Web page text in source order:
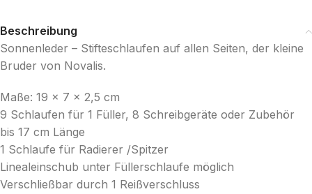
Beschreibung
Sonnenleder – Stifteschlaufen auf allen Seiten, der kleine
Bruder von Novalis.
Maße: 19 x 7 x 2,5 cm
9 Schlaufen für 1 Füller, 8 Schreibgeräte oder Zubehör
bis 17 cm Länge
1 Schlaufe für Radierer /Spitzer
Linealeinschub unter Füllerschlaufe möglich
Verschließbar durch 1 Reißverschluss